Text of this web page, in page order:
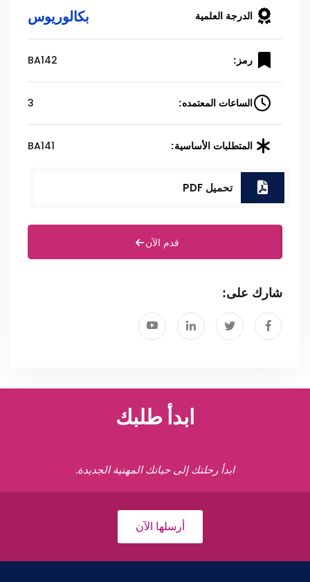
الدرجة العلمية بكالوريوس
رمز: BA142
الساعات المعتمده: 3
المتطلبات الأساسية: BA141
تحميل PDF
قدم الآن
شارك على:
ابدأ طلبك
ابدأ رحلتك إلى حياتك المهنية الجديدة.
أرسلها الآن